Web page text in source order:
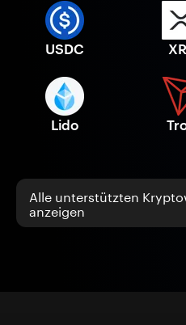
USDC
Lido
Alle unterstützten
anzeigen